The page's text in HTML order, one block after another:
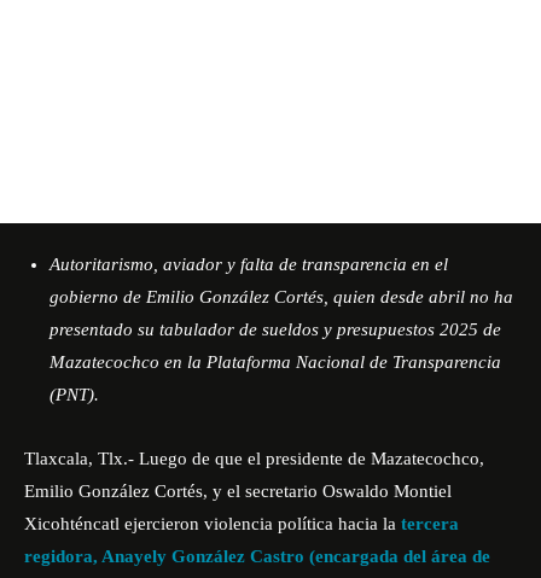
Autoritarismo, aviador y falta de transparencia en el
gobierno de Emilio González Cortés, quien desde abril no ha
presentado su tabulador de sueldos y presupuestos 2025 de
Mazatecochco en la Plataforma Nacional de Transparencia
(PNT).
Tlaxcala, Tlx.- Luego de que el presidente de Mazatecochco,
Emilio González Cortés, y el secretario Oswaldo Montiel
Xicohténcatl ejercieron violencia política hacia la tercera
regidora, Anayely González Castro (encargada del área de